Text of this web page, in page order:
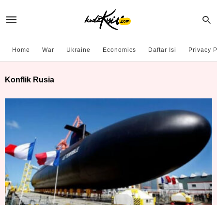
Home War Ukraine Economics Daftar Isi Privacy
Konflik Rusia